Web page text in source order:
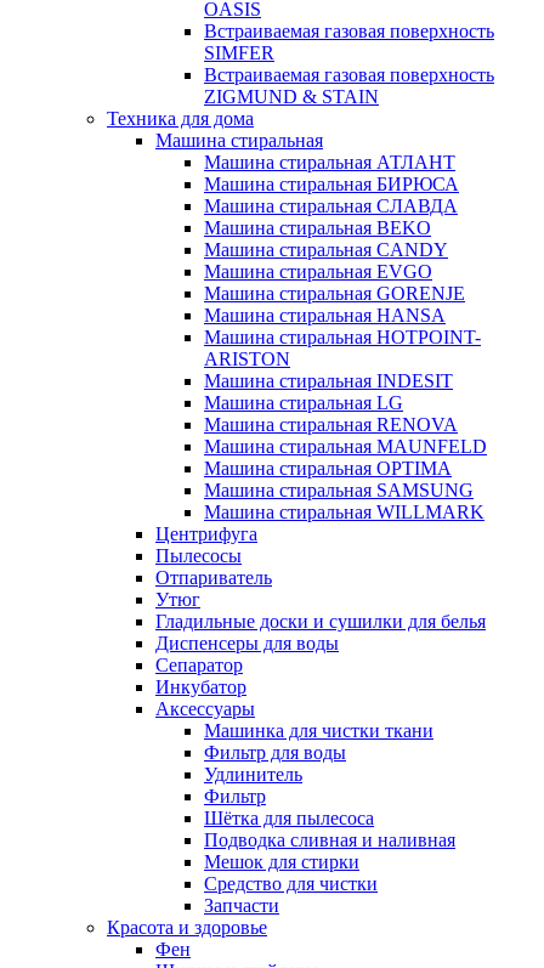
OASIS
Встраиваемая газовая поверхность
SIMFER
Встраиваемая газовая поверхность
ZIGMUND & STAIN
Техника для дома
Машина стиральная
Машина стиральная АТЛАНТ
Машина стиральная БИРЮСА
Машина стиральная СЛАВДА
Машина стиральная BEKO
Машина стиральная CANDY
Машина стиральная EVGO
Машина стиральная GORENJE
Машина стиральная HANSA
Машина стиральная HOTPOINT-
ARISTON
Машина стиральная INDESIT
Машина стиральная LG
Машина стиральная RENOVA
Машина стиральная MAUNFELD
Машина стиральная OPTIMA
Машина стиральная SAMSUNG
Машина стиральная WILLMARK
Центрифуга
Пылесосы
Отпариватель
Утюг
Гладильные доски и сушилки для белья
Диспенсеры для воды
Сепаратор
Инкубатор
Аксессуары
Машинка для чистки ткани
Фильтр для воды
Удлинитель
Фильтр
Шётка для пылесоса
Подводка сливная и наливная
Мешок для стирки
Средство для чистки
Запчасти
Красота и здоровье
Фен